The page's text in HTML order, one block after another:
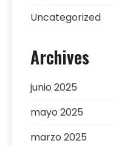
Uncategorized
Archives
junio 2025
mayo 2025
marzo 2025